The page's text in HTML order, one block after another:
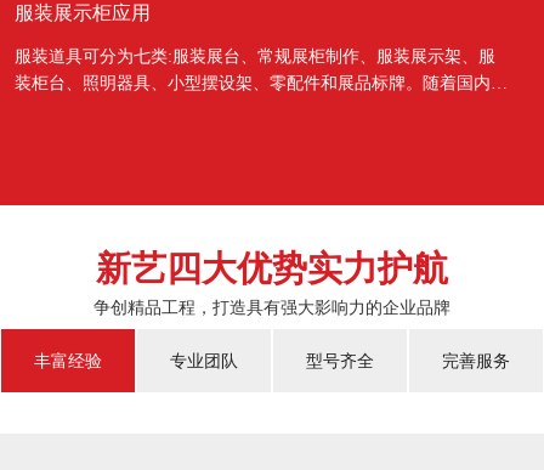
服装展示柜应用
服装道具可分为七类:服装展台、常规展柜制作、服装展示架、服
装柜台、照明器具、小型摆设架、零配件和展品标牌。随着国内经
新艺四大优势实力护航
争创精品工程，打造具有强大影响力的企业品牌
丰富经验 专业团队 型号齐全 完善服务